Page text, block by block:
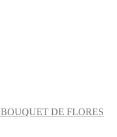
BOUQUET DE FLORES